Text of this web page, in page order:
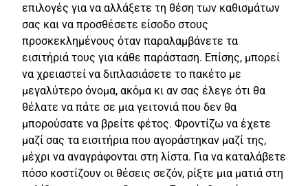
επιλογές για να αλλάξετε τη θέση των καθισμάτων
σας και να προσθέσετε είσοδο στους
προσκεκλημένους όταν παραλαμβάνετε τα
εισιτήριά τους για κάθε παράσταση. Επίσης, μπορεί
να χρειαστεί να διπλασιάσετε το πακέτο με
μεγαλύτερο όνομα, ακόμα κι αν σας έλεγε ότι θα
θέλατε να πάτε σε μια γειτονιά που δεν θα
μπορούσατε να βρείτε φέτος. Φροντίζω να έχετε
μαζί σας τα εισιτήρια που αγοράστηκαν μαζί της,
μέχρι να αναγράφονται στη λίστα. Για να καταλάβετε
πόσο κοστίζουν οι θέσεις σεζόν, ρίξτε μια ματιά στη